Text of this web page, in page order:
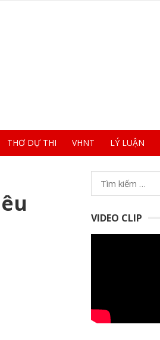
THƠ DỰ THI VHNT LÝ LUẬN
Tìm
kiếm
VIDEO CLIP